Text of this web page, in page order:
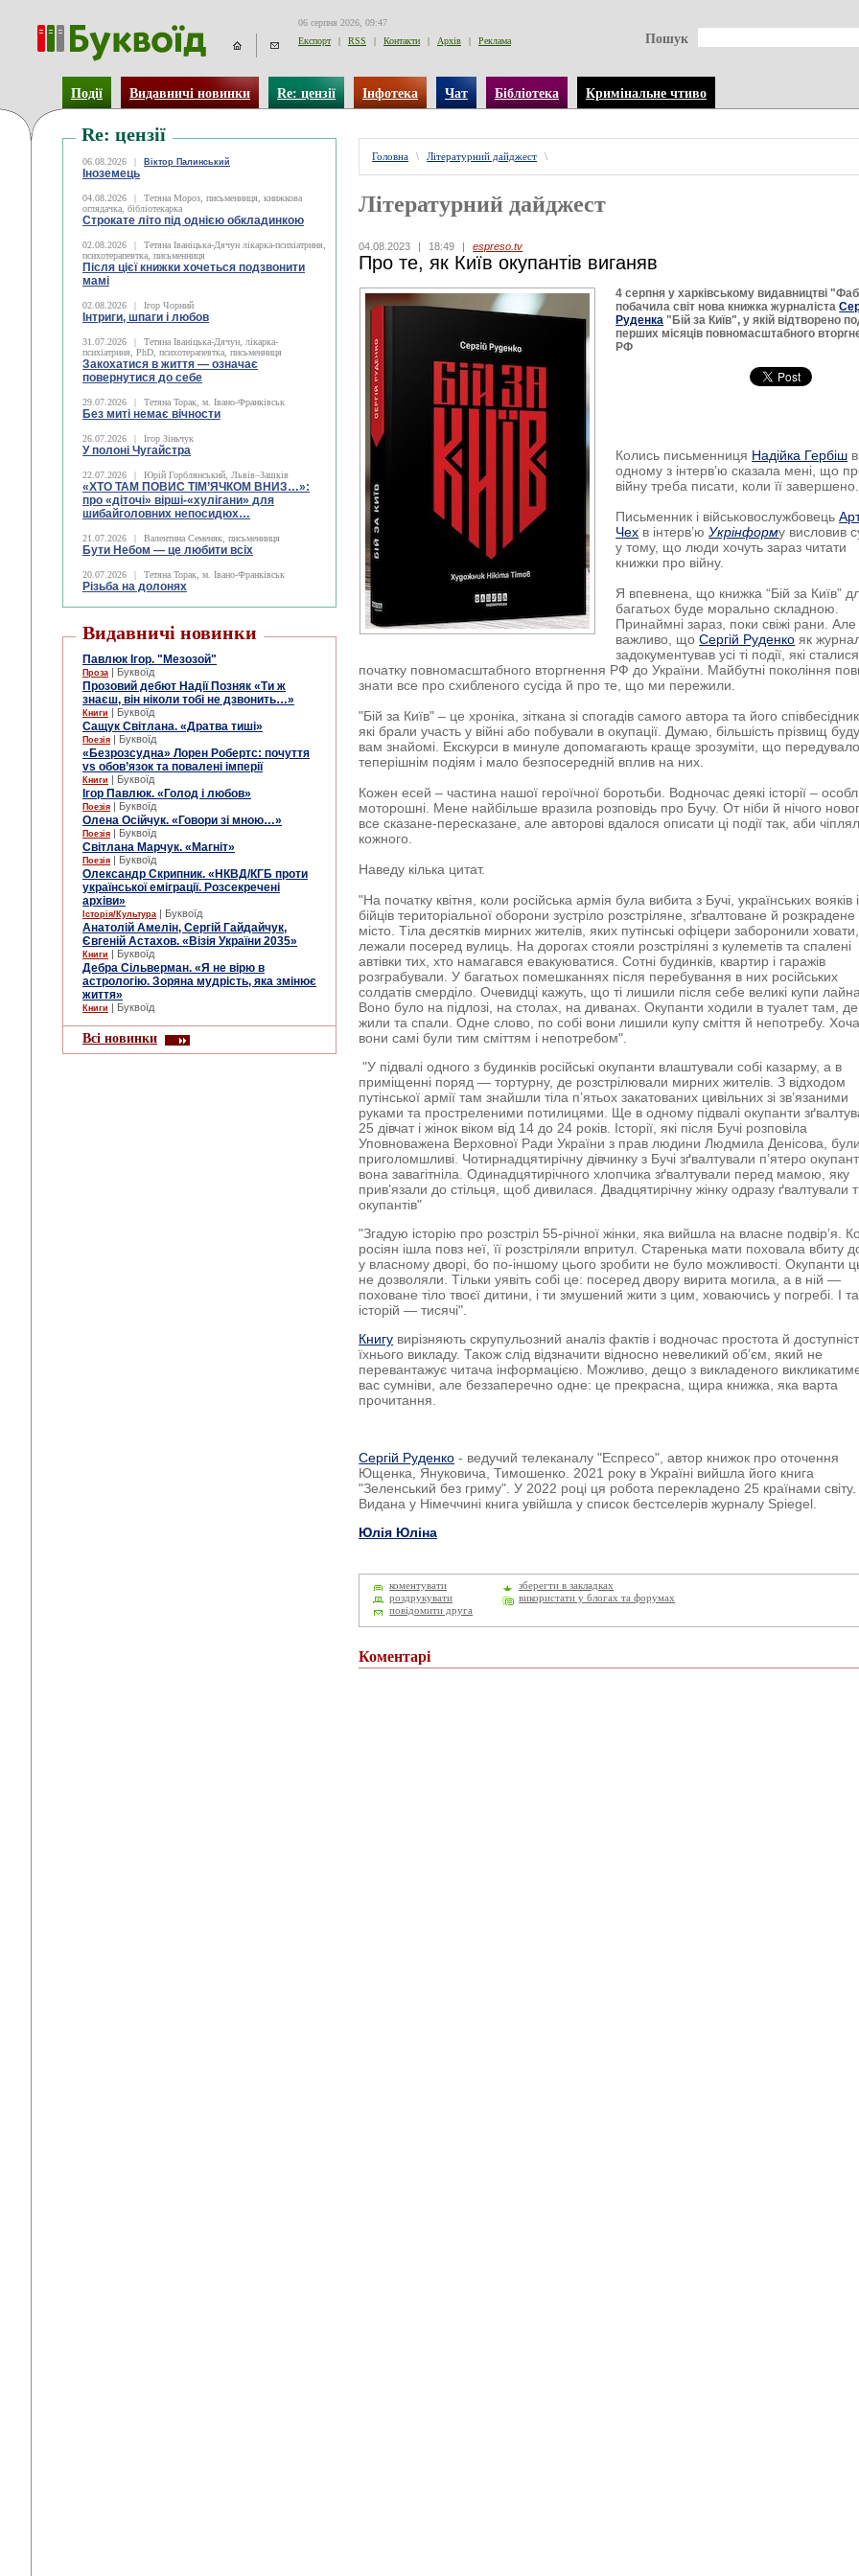
06 серпня 2026, 09:47
Експорт
| RSS | Контакти | Архів | Реклама Пошук
Події Видавничі новинки Re: цензії Інфотека Чат Бібліотека Кримінальне чтиво
Re: цензії
06.08.2026 | Віктор Палинський
Іноземець
04.08.2026 |
Тетяна Мороз, письменниця, книжкова
оглядачка, бібліотекарка
Строкате літо під однією обкладинкою
02.08.2026 |
Тетяна Іваніцька-Дячун лікарка-психіатриня,
психотерапевтка, письменниця
Після цієї книжки хочеться подзвонити
мамі
02.08.2026 | Ігор Чорний
Інтриги, шпаги і любов
31.07.2026 |
Тетяна Іваніцька-Дячун, лікарка-
психіатриня, PhD, психотерапевтка, письменниця
Закохатися в життя — означає
повернутися до себе
29.07.2026 | Тетяна Торак, м. Івано-Франківськ
Без миті немає вічности
26.07.2026 | Ігор Зіньчук
У полоні Чугайстра
22.07.2026 | Юрій Горблянський, Львів–Зашків
«ХТО ТАМ ПОВИС ТІМ’ЯЧКОМ ВНИЗ…»:
про «діточі» вірші-«хулігани» для
шибайголовних непосидюх…
21.07.2026 | Валентина Семеняк, письменниця
Бути Небом ― це любити всіх
20.07.2026 | Тетяна Торак, м. Івано-Франківськ
Різьба на долонях
Видавничі новинки
Павлюк Ігор. "Мезозой"
Проза | Буквоїд
Прозовий дебют Надії Позняк «Ти ж
знаєш, він ніколи тобі не дзвонить…»
Книги | Буквоїд
Сащук Світлана. «Дратва тиші»
Поезія | Буквоїд
«Безрозсудна» Лорен Робертс: почуття
vs обов’язок та повалені імперії
Книги | Буквоїд
Ігор Павлюк. «Голод і любов»
Поезія | Буквоїд
Олена Осійчук. «Говори зі мною…»
Поезія | Буквоїд
Світлана Марчук. «Магніт»
Поезія | Буквоїд
Олександр Скрипник. «НКВД/КГБ проти
української еміграції. Розсекречені
архіви»
Історія/Культура | Буквоїд
Анатолій Амелін, Сергій Гайдайчук,
Євгеній Астахов. «Візія України 2035»
Книги | Буквоїд
Дебра Сільверман. «Я не вірю в
астрологію. Зоряна мудрість, яка змінює
життя»
Книги | Буквоїд
Всі новинки
Головна \ Літературний дайджест \
Літературний дайджест
04.08.2023 | 18:49 | espreso.tv
Про те, як Київ окупантів виганяв
4 серпня у харківському видавництві
побачила світ нова книжка журналіста
Руденка "Бій за Київ", у якій відтворено
перших місяців повномасштабного
РФ
Колись письменниця Надійка Гербіш в
одному з інтерв’ю сказала мені, що
війну треба писати, коли її завершено.
Письменник і військовослужбовець
Чех в інтерв’юУкрінформу висловив
у тому, що люди хочуть зараз читати
книжки про війну.
Я впевнена, що книжка “Бій за Київ”
багатьох буде морально складною.
Принаймні зараз, поки свіжі рани. Але
важливо, щоСергій Руденко як
задокументував усі ті події, які
початку повномасштабного вторгнення РФ до України. Майбутні покоління
знати все про схибленого сусіда й про те, що ми пережили.
"Бій за Київ" – це хроніка, зіткана зі спогадів самого автора та його
які брали участь у війні або побували в окупації. Думаю, більшість прізвищ
вам знайомі. Екскурси в минуле допомагають краще зрозуміти, що передувало
теперішнім подіям і мало безпосередній вплив на них.
Кожен есей – частина нашої героїчної боротьби. Водночас деякі історії –
моторошні. Мене найбільше вразила розповідь про Бучу. От ніби й нічого
все сказане-пересказане, але авторові вдалося описати ці події так, аби
кожного.
Наведу кілька цитат.
"На початку квітня, коли російська армія була вибита з Бучі, українських вояків і
бійців територіальної оборони зустріло розстріляне, зґвалтоване й розкрадене
місто. Тіла десятків мирних жителів, яких путінські офіцери заборонили ховати,
лежали посеред вулиць. На дорогах стояли розстріляні з кулеметів та спалені
автівки тих, хто намагався евакуюватися. Сотні будинків, квартир і гаражів
розграбували. У багатьох помешканнях після перебування в них російських
солдатів смерділо. Очевидці кажуть, що ті лишили після себе великі купи лайна.
Воно було на підлозі, на столах, на диванах. Окупанти ходили в туалет там, де
жили та спали. Одне слово, по собі вони лишили купу сміття й непотребу. Хоча
вони самі були тим сміттям і непотребом".
"У підвалі одного з будинків російські окупанти влаштували собі казарму, а в
приміщенні поряд — тортурну, де розстрілювали мирних жителів. З відходом
путінської армії там знайшли тіла п’ятьох закатованих цивільних зі зв’язаними
руками та простреленими потилицями. Ще в одному підвалі окупанти
25 дівчат і жінок віком від 14 до 24 років. Історії, які після Бучі розповіла
Уповноважена Верховної Ради України з прав людини Людмила Денісова, були
приголомшливі. Чотирнадцятирічну дівчинку з Бучі зґвалтували п’ятеро
вона завагітніла. Одинадцятирічного хлопчика зґвалтували перед мамою, яку
прив’язали до стільця, щоб дивилася. Двадцятирічну жінку одразу ґвалтували
окупантів"
"Згадую історію про розстріл 55-річної жінки, яка вийшла на власне подвір’я.
росіян ішла повз неї, її розстріляли впритул. Старенька мати поховала вбиту
у власному дворі, бо по-іншому цього зробити не було можливості. Окупанти
не дозволяли. Тільки уявіть собі це: посеред двору вирита могила, а в ній —
поховане тіло твоєї дитини, і ти змушений жити з цим, ховаючись у погребі. І
історій — тисячі".
Книгу вирізняють скрупульозний аналіз фактів і водночас простота й
їхнього викладу. Також слід відзначити відносно невеликий об’єм, який не
перевантажує читача інформацією. Можливо, дещо з викладеного
вас сумніви, але беззаперечно одне: це прекрасна, щира книжка, яка варта
прочитання.
Сергій Руденко - ведучий телеканалу "Еспресо", автор книжок про оточення
Ющенка, Януковича, Тимошенко. 2021 року в Україні вийшла його книга
"Зеленський без гриму". У 2022 році ця робота перекладено 25 країнами світу.
Видана у Німеччині книга увійшла у список бестселерів журналу Spiegel.
Юлія Юліна
коментувати
зберегти в закладках
роздрукувати
використати у блогах та форумах
повідомити друга
Коментарі